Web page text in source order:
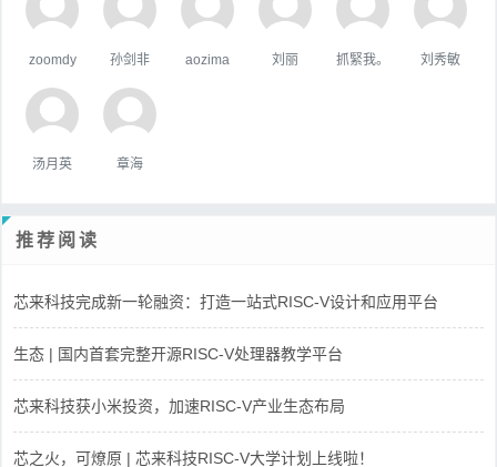
zoomdy 孙剑非 aozima 刘丽 抓緊我。 刘秀敏
汤月英 章海
推荐阅读
芯来科技完成新一轮融资：打造一站式RISC-V设计和应用平台
生态 | 国内首套完整开源RISC-V处理器教学平台
芯来科技获小米投资，加速RISC-V产业生态布局
芯之火，可燎原 | 芯来科技RISC-V大学计划上线啦！